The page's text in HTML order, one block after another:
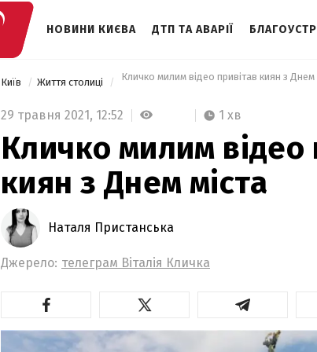
НОВИНИ КИЄВА ДТП ТА АВАРІЇ
Київ Життя столиці Кличко милим відео привітав киян з Днем
29 травня 2021, 12:52 1 хв
Кличко милим відео
киян з Днем міста
Наталя Пристанська
Джерело: телеграм Віталія Кличка